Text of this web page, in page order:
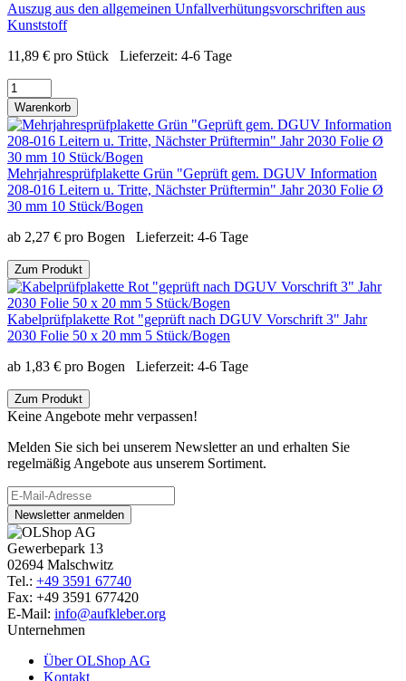
Auszug aus den allgemeinen Unfallverhütungsvorschriften aus
Kunststoff
11,89 € pro Stück Lieferzeit: 4-6 Tage
Warenkorb
Mehrjahresprüfplakette Grün "Geprüft gem. DGUV Information
208-016 Leitern u. Tritte, Nächster Prüftermin" Jahr 2030 Folie Ø
30 mm 10 Stück/Bogen
ab 2,27 € pro Bogen Lieferzeit: 4-6 Tage
Zum Produkt
Kabelprüfplakette Rot "geprüft nach DGUV Vorschrift 3" Jahr
2030 Folie 50 x 20 mm 5 Stück/Bogen
ab 1,83 € pro Bogen Lieferzeit: 4-6 Tage
Zum Produkt
Keine Angebote mehr verpassen!
Melden Sie sich bei unserem Newsletter an und erhalten Sie
regelmäßig Angebote aus unserem Sortiment.
Newsletter anmelden
Gewerbepark 13
02694 Malschwitz
Tel.: +49 3591 67740
Fax: +49 3591 677420
E-Mail: info@aufkleber.org
Unternehmen
Über OLShop AG
Kontakt